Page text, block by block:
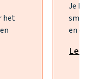
het
Je
en